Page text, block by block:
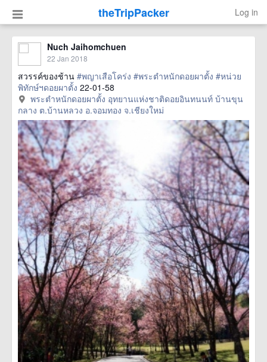
theTripPacker Log in
Nuch Jaihomchuen
22 Jan 2018
สวรรค์ของช้าน #พญาเสือโคร่ง #พระตำหนักดอยผาตั้ง #หน่วย
พิทักษ์ฯดอยผาตั้ง 22-01-58
พระตำหนักดอยผาตั้ง อุทยานแห่งชาติดอยอินทนนท์ บ้านขุน
กลาง ต.บ้านหลวง อ.จอมทอง จ.เชียงใหม่